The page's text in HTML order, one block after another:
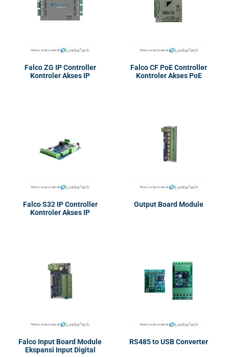
Falco ZG IP Controller
Kontroler Akses IP
Falco CF PoE Controller
Kontroler Akses PoE
Falco S32 IP Controller
Kontroler Akses IP
Output Board Module
Falco Input Board Module
Ekspansi Input Digital
RS485 to USB Converter